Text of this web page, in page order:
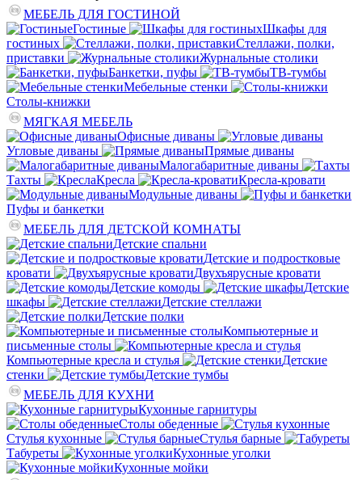
МЕБЕЛЬ ДЛЯ ГОСТИНОЙ
Гостиные
Шкафы для
гостиных
Стеллажи, полки,
приставки
Журнальные столики
Банкетки, пуфы
ТВ-тумбы
Мебельные стенки
Столы-книжки
МЯГКАЯ МЕБЕЛЬ
Офисные диваны
Угловые диваны
Прямые диваны
Малогабаритные диваны
Тахты
Кресла
Кресла-кровати
Модульные диваны
Пуфы и банкетки
МЕБЕЛЬ ДЛЯ ДЕТСКОЙ КОМНАТЫ
Детские спальни
Детские и подростковые
кровати
Двухъярусные кровати
Детские комоды
Детские
шкафы
Детские стеллажи
Детские полки
Компьютерные и
письменные столы
Компьютерные кресла и стулья
Детские
стенки
Детские тумбы
МЕБЕЛЬ ДЛЯ КУХНИ
Кухонные гарнитуры
Столы обеденные
Стулья кухонные
Стулья барные
Табуреты
Кухонные уголки
Кухонные мойки